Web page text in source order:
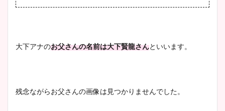
大下アナのお父さんの名前は大下賢龍さんといいます。
残念ながらお父さんの画像は見つかりませんでした。